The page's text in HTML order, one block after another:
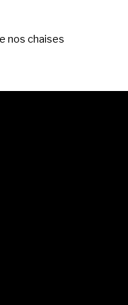
nos chaises